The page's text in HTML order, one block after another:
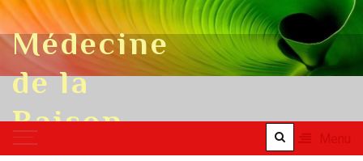
Skip to content
Médecine
de la
Raison
une médecine